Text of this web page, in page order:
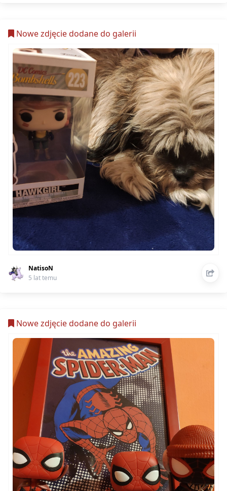
Nowe zdjęcie dodane do galerii
NatisoN
5 lat temu
Nowe zdjęcie dodane do galerii